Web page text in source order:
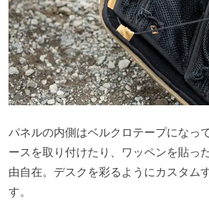
パネルの内側はベルクロテープになっ
ースを取り付けたり、ワッペンを貼っ
由自在。デスクを彩るようにカスタム
す。